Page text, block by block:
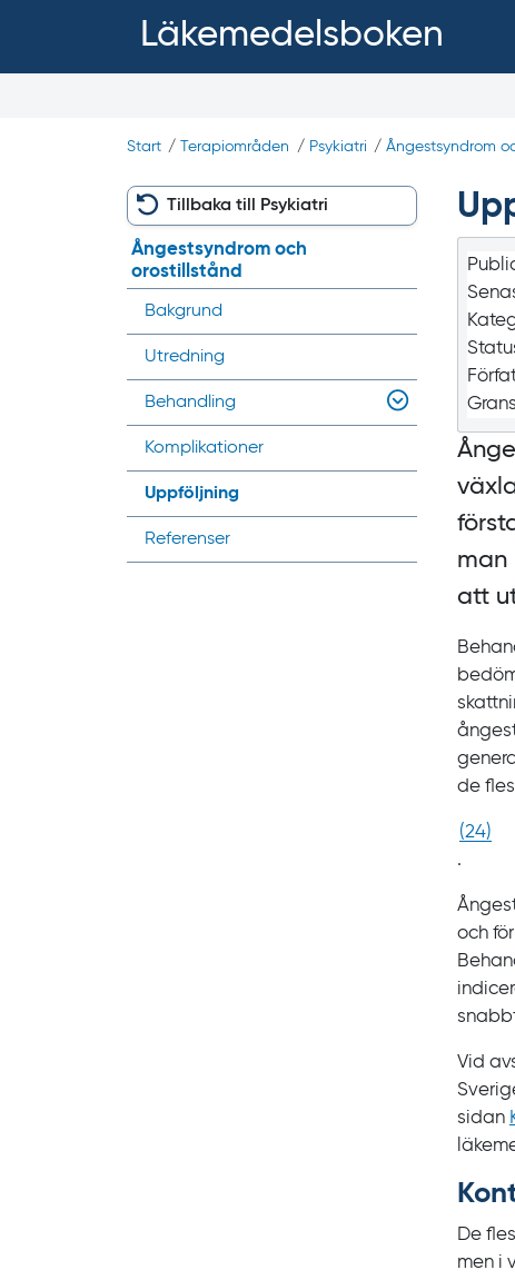
Läkemedelsboken
Start / Terapiområden / Psykiatri /Ångestsyndrom
man
att
de
(24)
.
och
Vid
sidan
De
men i
Tillbaka till Psykiatri
Ångestsyndrom och
orostillstånd
Bakgrund
Utredning
Behandling
Komplikationer
Uppföljning
Referenser